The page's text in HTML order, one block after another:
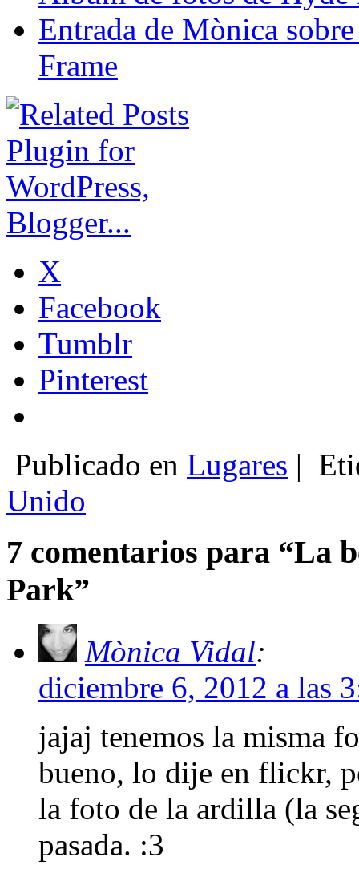
Entrada de Mònica
Frame
X
Facebook
Tumblr
Pinterest
Publicado en Lugares |
Unido
7 comentarios para “La
Park”
Mònica Vidal:
diciembre 6, 2012 a las
jajaj tenemos la misma
bueno, lo dije en flickr,
la foto de la ardilla (la
pasada. :3